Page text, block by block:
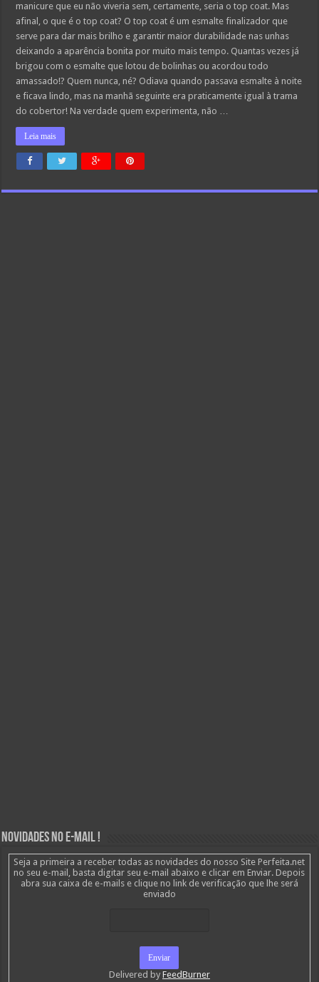
manicure que eu não viveria sem, certamente, seria o top coat. Mas
afinal, o que é o top coat? O top coat é um esmalte finalizador que
serve para dar mais brilho e garantir maior durabilidade nas unhas
deixando a aparência bonita por muito mais tempo. Quantas vezes já
brigou com o esmalte que lotou de bolinhas ou acordou todo
amassado!? Quem nunca, né? Odiava quando passava esmalte à noite
e ficava lindo, mas na manhã seguinte era praticamente igual à trama
do cobertor! Na verdade quem experimenta, não …
Leia mais
Novidades no E-mail !
Seja a primeira a receber todas as novidades do nosso Site Perfeita.net
no seu e-mail, basta digitar seu e-mail abaixo e clicar em Enviar. Depois
abra sua caixa de e-mails e clique no link de verificação que lhe será
enviado
Delivered by FeedBurner